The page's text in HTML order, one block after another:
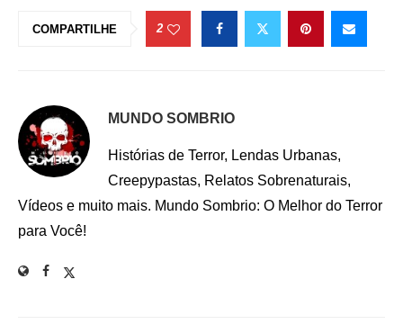
COMPARTILHE 2
MUNDO SOMBRIO
Histórias de Terror, Lendas Urbanas,
Creepypastas, Relatos Sobrenaturais,
Vídeos e muito mais. Mundo Sombrio: O Melhor do Terror
para Você!